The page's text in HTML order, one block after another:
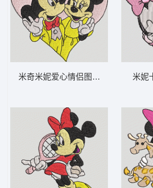
米奇米妮爱心情侣图案 米奇和米妮
米妮